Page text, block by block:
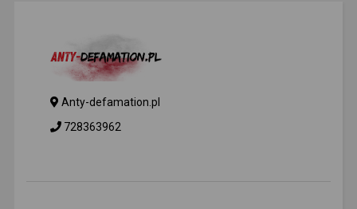
Anty-defamation.pl
728363962